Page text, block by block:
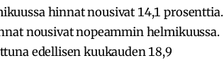
hinnat nousivat 14,1 prosenttia.
nousivat nopeammin helmikuussa.
edellisen kuukauden 18,9